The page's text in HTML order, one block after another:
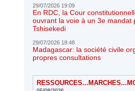
29/07/2026 19:09
En RDC, la Cour
ouvrant la voie à un 3e mandat
Tshisekedi
29/07/2026 18:48
Madagascar: la société civile
propres consultations